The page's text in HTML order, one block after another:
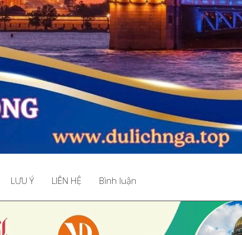
LƯU Ý LIÊN HỆ Bình luận